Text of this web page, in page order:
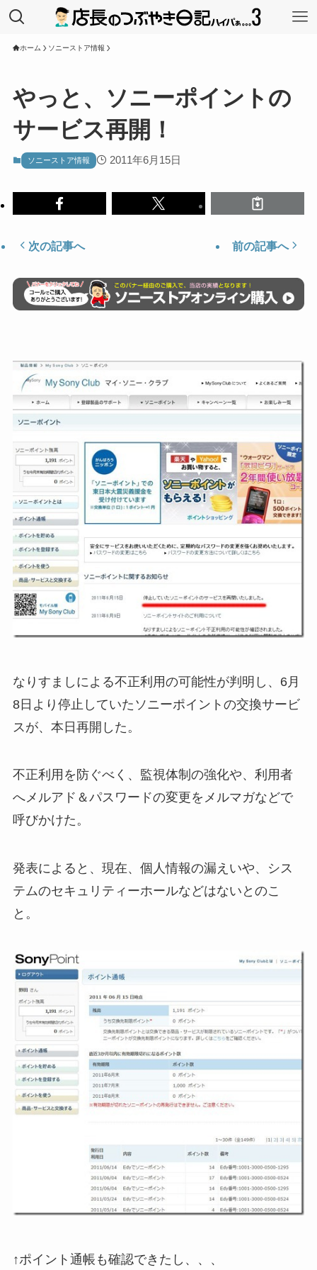
ホーム ソニーストア情報
やっと、ソニーポイントの
サービス再開！
ソニーストア情報 2011年6月15日
次の記事へ 前の記事へ
なりすましによる不正利用の可能性が判明し、6月
8日より停止していたソニーポイントの交換サービ
スが、本日再開した。
不正利用を防ぐべく、監視体制の強化や、利用者
へメルアド＆パスワードの変更をメルマガなどで
呼びかけた。
発表によると、現在、個人情報の漏えいや、シス
テムのセキュリティーホールなどはないとのこ
と。
↑ポイント通帳も確認できたし、、、